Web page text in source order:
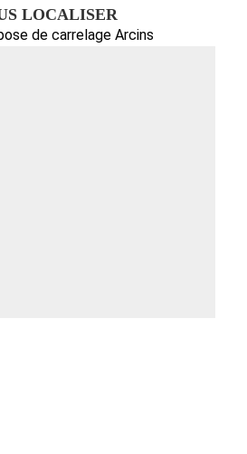
LOCALISER
de carrelage Arcins